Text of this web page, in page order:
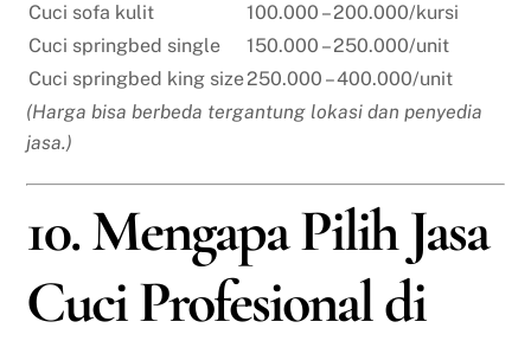
Cuci sofa kulit
100.000 – 200.000/kursi
Cuci springbed single
150.000 – 250.000/unit
Cuci springbed king size250.000 – 400.000/unit
(Harga bisa berbeda tergantung lokasi dan penyedia
jasa.)
10. Mengapa Pilih Jasa
Cuci Profesional di